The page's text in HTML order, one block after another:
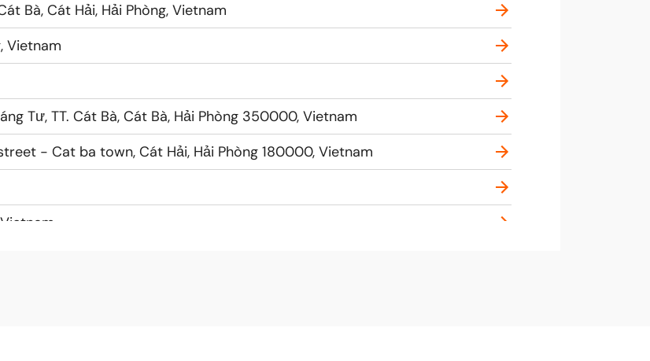
Bà, Cát Hải, Hải Phòng, Vietnam
Vietnam
Tư, TT. Cát Bà, Cát Bà, Hải Phòng 350000, Vietnam
- Cat ba town, Cát Hải, Hải Phòng 180000, Vietnam